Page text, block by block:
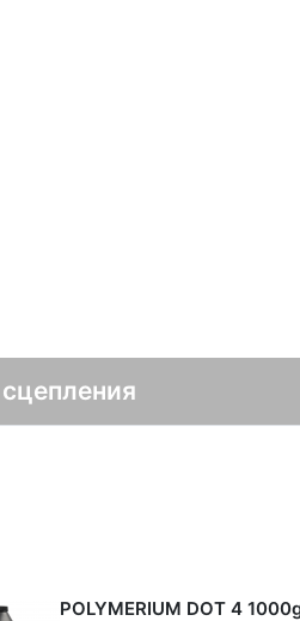
POLYMERIUM DOT 4